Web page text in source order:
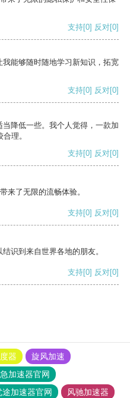
支持[0] 反对[0]
能够随时随地学习新知识，拓宽
支持[0] 反对[0]
降低一些。我个人觉得，一款加
理。
支持[0] 反对[0]
来了无限的流畅体验。
支持[0] 反对[0]
识到来自世界各地的朋友。
支持[0] 反对[0]
器
旋风加速
加速器官网
途加速器官网
风驰加速器